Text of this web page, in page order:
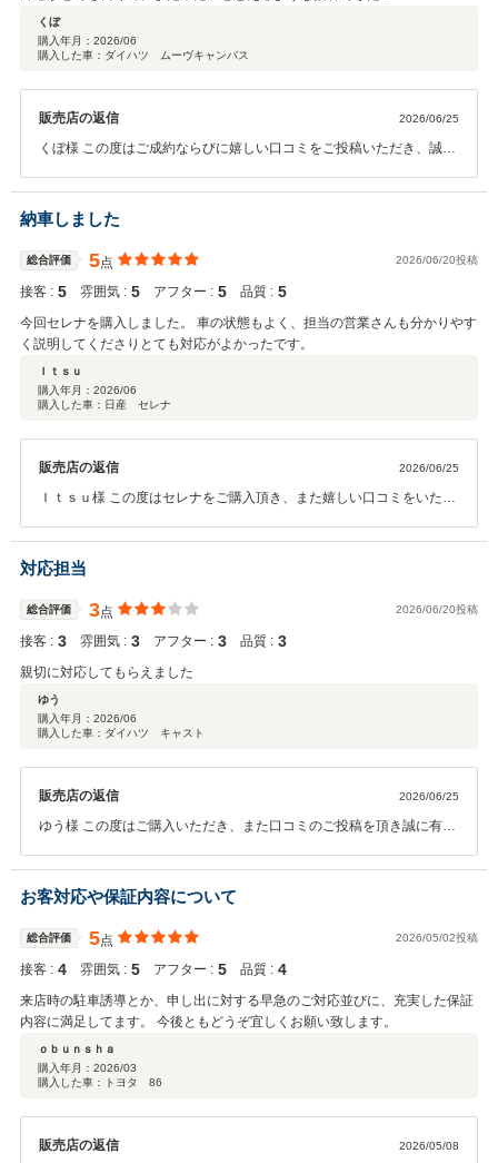
くぼ
購入年月： 2026/06
購入した車：ダイハツ ムーヴキャンバス
販売店の返信 2026/06/25
くぼ様 この度はご成約ならびに嬉しい口コミをご投稿いただき、誠に
のお言葉をいただき、大変光栄に思います。お客様に気持ちよくお車
選びをしていただけるよう心掛けておりますので、このようなお言葉
は大きな励みになります。今後もご期待にお応えできるよう、より一
層丁寧で親しみやすい対応を心掛けてまいります。お車のことで何か
ございましたら、いつでもお気軽にご相談ください。これからも末永
いお付き合いのほど、よろしくお願いいたします。
納車しました
総合評価 5点 2026/06/20投稿
接客 : 5 雰囲気 : 5 アフター : 5 品質 : 5
今回セレナを購入しました。 車の状態もよく、担当の営業さんも分かりやす
く説明してくださりとても対応がよかったです。
Ｉｔｓｕ
購入年月： 2026/06
購入した車：日産 セレナ
販売店の返信 2026/06/25
Ｉｔｓｕ様 この度はセレナをご購入頂き、また嬉しい口コミをいただ
頂けたとのこと、大変嬉しく思います。安心してお車をお選びいただ
けたことが何よりです。今後も快適なカーライフをお送り頂けるよう
い。 今後とも末永いお付き合いの程、宜しくお願い致します。
対応担当
総合評価 3点 2026/06/20投稿
接客 : 3 雰囲気 : 3 アフター : 3 品質 : 3
親切に対応してもらえました
ゆう
購入年月： 2026/06
購入した車：ダイハツ キャスト
販売店の返信 2026/06/25
ゆう様 この度はご購入いただき、また口コミのご投稿を頂き誠に有難
大変嬉しく思っております。お客様に安心してお車をお選び頂けるよ
う、今後も丁寧で親身な対応を心掛けてまいります。お車のことで何
合いの程、宜しくお願い致します。。
お客対応や保証内容について
総合評価 5点 2026/05/02投稿
接客 : 4 雰囲気 : 5 アフター : 5 品質 : 4
来店時の駐車誘導とか、申し出に対する早急のご対応並びに、充実した保証
内容に満足してます。 今後ともどうぞ宜しくお願い致します。
ｏｂｕｎｓｈａ
購入年月： 2026/03
購入した車：トヨタ 86
販売店の返信 2026/05/08